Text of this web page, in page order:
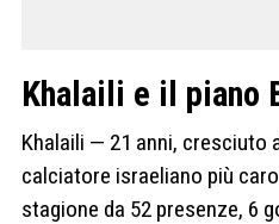
Khalaili e il piano
Khalaili — 21 anni, cresciuto
calciatore israeliano più
stagione da 52 presenze, 6